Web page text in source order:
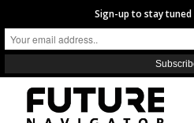
Sign-up to stay